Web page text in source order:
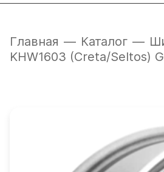
Главная — Каталог —
KHW1603 (Creta/Seltos)